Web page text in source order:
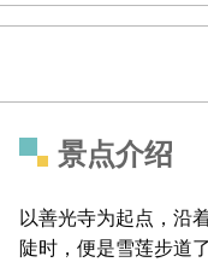
景点介绍
以善光寺为起点，沿
陡时，便是雪莲步道